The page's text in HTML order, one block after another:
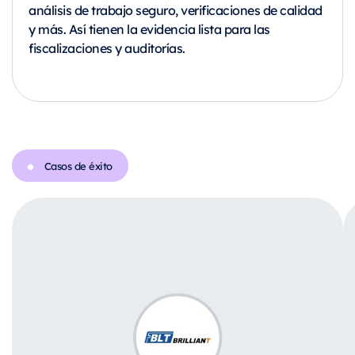
análisis de trabajo seguro, verificaciones de calidad
y más. Así tienen la evidencia lista para las
fiscalizaciones y auditorías.
Casos de éxito